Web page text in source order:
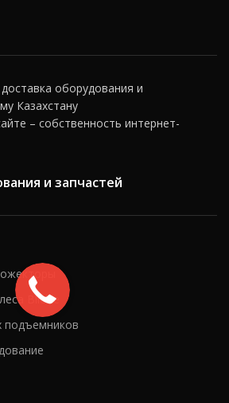
оборудования и
Казахстану
– собственность интернет-
и запчастей
Blickle
подъемников